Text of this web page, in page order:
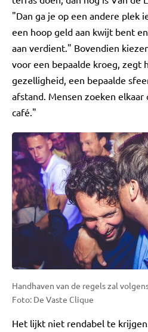
"Dan ga je op een andere plek
een hoop geld aan kwijt bent
aan verdient." Bovendien
voor een bepaalde kroeg, zegt
gezelligheid, een bepaalde
afstand. Mensen zoeken
café."
Handhaven van de regels zal
Foto: De Vaste Clique
Het lijkt niet rendabel te